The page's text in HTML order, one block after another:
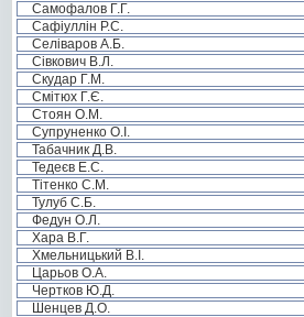
Самофалов Г.Г.
Сафіуллін Р.С.
Селіваров А.Б.
Сівкович В.Л.
Скудар Г.М.
Смітюх Г.Є.
Стоян О.М.
Супруненко О.І.
Табачник Д.В.
Тедеєв Е.С.
Тітенко С.М.
Тулуб С.Б.
Федун О.Л.
Хара В.Г.
Хмельницький В.І.
Царьов О.А.
Чертков Ю.Д.
Шенцев Д.О.